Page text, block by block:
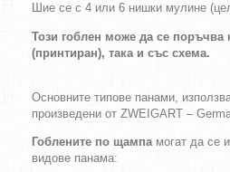
Шие се с 4 или 6 нишки мулине
Този гоблен може да се поръчва
(принтиран), така и със схема.
Основните типове панами,
произведени от ZWEIGART –
Гоблените по щампамогат да се
видове панама: